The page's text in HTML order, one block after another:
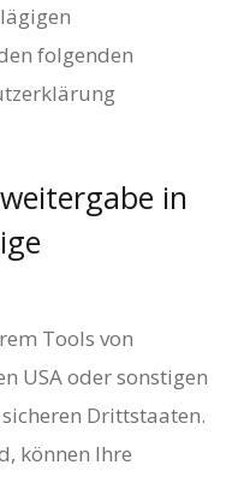
folgenden
in
Tools von
USA oder sonstigen
Drittstaaten.
können Ihre